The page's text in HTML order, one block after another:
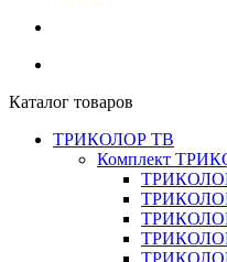
Каталог товаров
ТРИКОЛОР ТВ
Комплект